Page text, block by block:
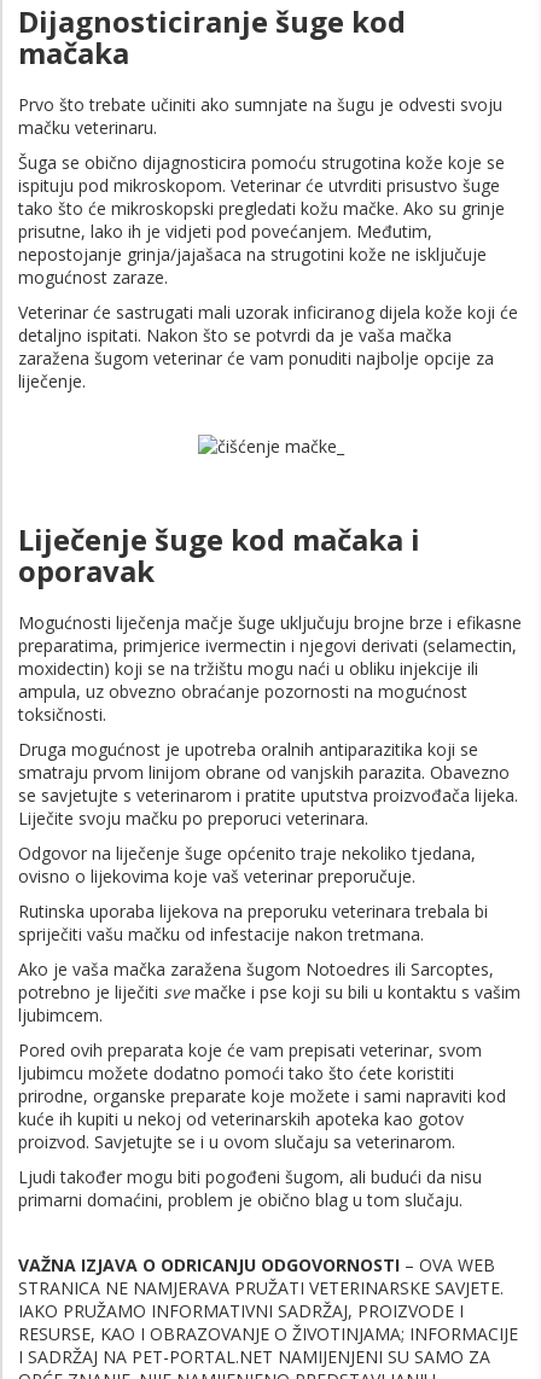
Dijagnosticiranje šuge kod
mačaka
Prvo što trebate učiniti ako sumnjate na šugu je odvesti svoju
mačku veterinaru.
Šuga se obično dijagnosticira pomoću strugotina kože koje se
ispituju pod mikroskopom. Veterinar će utvrditi prisustvo šuge
tako što će mikroskopski pregledati kožu mačke. Ako su grinje
prisutne, lako ih je vidjeti pod povećanjem. Međutim,
nepostojanje grinja/jajašaca na strugotini kože ne isključuje
mogućnost zaraze.
Veterinar će sastrugati mali uzorak inficiranog dijela kože koji će
detaljno ispitati. Nakon što se potvrdi da je vaša mačka
zaražena šugom veterinar će vam ponuditi najbolje opcije za
liječenje.
Liječenje šuge kod mačaka i
oporavak
Mogućnosti liječenja mačje šuge uključuju brojne brze i efikasne
preparatima, primjerice ivermectin i njegovi derivati (selamectin,
moxidectin) koji se na tržištu mogu naći u obliku injekcije ili
ampula, uz obvezno obraćanje pozornosti na mogućnost
toksičnosti.
Druga mogućnost je upotreba oralnih antiparazitika koji se
smatraju prvom linijom obrane od vanjskih parazita. Obavezno
se savjetujte s veterinarom i pratite uputstva proizvođača lijeka.
Liječite svoju mačku po preporuci veterinara.
Odgovor na liječenje šuge općenito traje nekoliko tjedana,
ovisno o lijekovima koje vaš veterinar preporučuje.
Rutinska uporaba lijekova na preporuku veterinara trebala bi
spriječiti vašu mačku od infestacije nakon tretmana.
Ako je vaša mačka zaražena šugom Notoedres ili Sarcoptes,
potrebno je liječiti svemačke i pse koji su bili u kontaktu s vašim
ljubimcem.
Pored ovih preparata koje će vam prepisati veterinar, svom
ljubimcu možete dodatno pomoći tako što ćete koristiti
prirodne, organske preparate koje možete i sami napraviti kod
kuće ih kupiti u nekoj od veterinarskih apoteka kao gotov
proizvod. Savjetujte se i u ovom slučaju sa veterinarom.
Ljudi također mogu biti pogođeni šugom, ali budući da nisu
primarni domaćini, problem je obično blag u tom slučaju.
VAŽNA IZJAVA O ODRICANJU ODGOVORNOSTI – OVA WEB
STRANICA NE NAMJERAVA PRUŽATI VETERINARSKE SAVJETE.
IAKO PRUŽAMO INFORMATIVNI SADRŽAJ, PROIZVODE I
RESURSE, KAO I OBRAZOVANJE O ŽIVOTINJAMA; INFORMACIJE
I SADRŽAJ NA PET-PORTAL.NET NAMIJENJENI SU SAMO ZA